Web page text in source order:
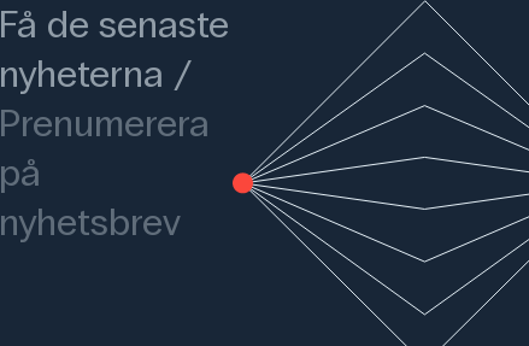
Få de senaste
nyheterna
Prenumerera
på
nyhetsbrev